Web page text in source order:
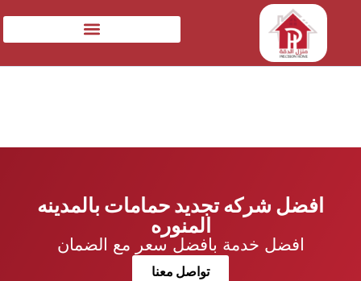
افضل شركه تجديد حمامات بالمدينه
المنوره
افضل خدمة بافضل سعر مع الضمان
تواصل معنا